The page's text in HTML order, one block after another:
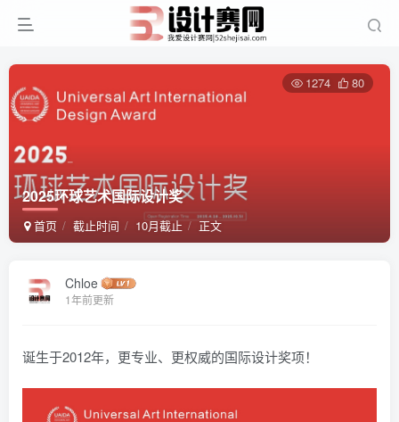
2025环球艺术国际设计奖
首页 截止时间 10月截止 正文
1274 80
Chloe
1年前更新
诞生于2012年，更专业、更权威的国际设计奖项！